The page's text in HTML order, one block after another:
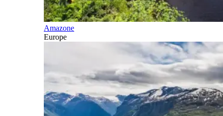
Amazone
Europe